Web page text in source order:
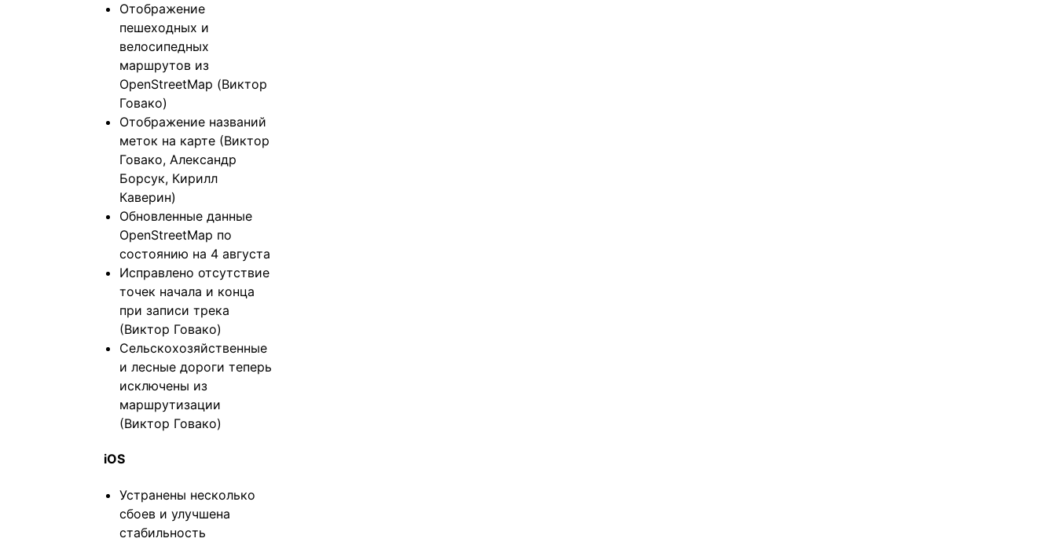
Отображение
пешеходных и
велосипедных
маршрутов из
OpenStreetMap (Виктор
Говако)
Отображение названий
меток на карте (Виктор
Говако, Александр
Борсук, Кирилл
Каверин)
Обновленные данные
OpenStreetMap по
состоянию на 4 августа
Исправлено отсутствие
точек начала и конца
при записи трека
(Виктор Говако)
Сельскохозяйственные
и лесные дороги теперь
исключены из
маршрутизации
(Виктор Говако)
iOS
Устранены несколько
сбоев и улучшена
стабильность